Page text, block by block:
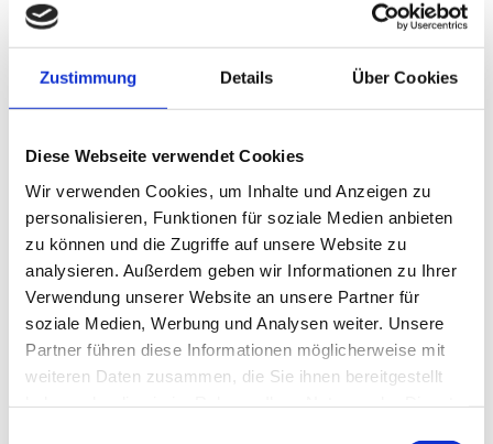
Zustimmung Details Über Cookies
Diese Webseite verwendet Cookies
Wir verwenden Cookies, um Inhalte und Anzeigen zu
personalisieren, Funktionen für soziale Medien anbieten
zu können und die Zugriffe auf unsere Website zu
analysieren. Außerdem geben wir Informationen zu Ihrer
Verwendung unserer Website an unsere Partner für
soziale Medien, Werbung und Analysen weiter. Unsere
Partner führen diese Informationen möglicherweise mit
weiteren Daten zusammen, die Sie ihnen bereitgestellt
Familienurlaub
Urlaub mit Hund
Gesundheit & Wellness
Kurklinik & Ärzte
Terrainkurwege
Yoga
Klima
Unterkünfte
Unterkünfte
Hier nach freien Unterkünften suchen
Zimmervermittlungen
Was bedeuten die Sterne?
Camping
Login für Vermieter